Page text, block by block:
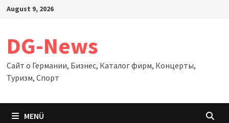
Zum
August 9, 2026
DG-News
Сайт о Германии, Бизнес, Каталог фирм, Концерты,
Туризм, Спорт
MENÜ